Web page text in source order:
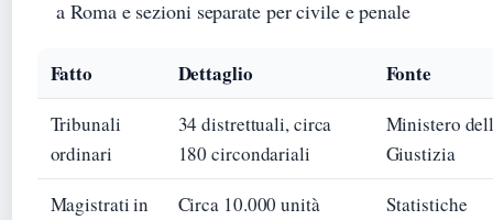
a Roma e sezioni separate per civile e penale
Fatto Dettaglio Fonte
Tribunali
ordinari
34 distrettuali, circa
180 circondariali
Ministero
Giustizia
Magistrati in
Circa 10.000 unità
Statistiche